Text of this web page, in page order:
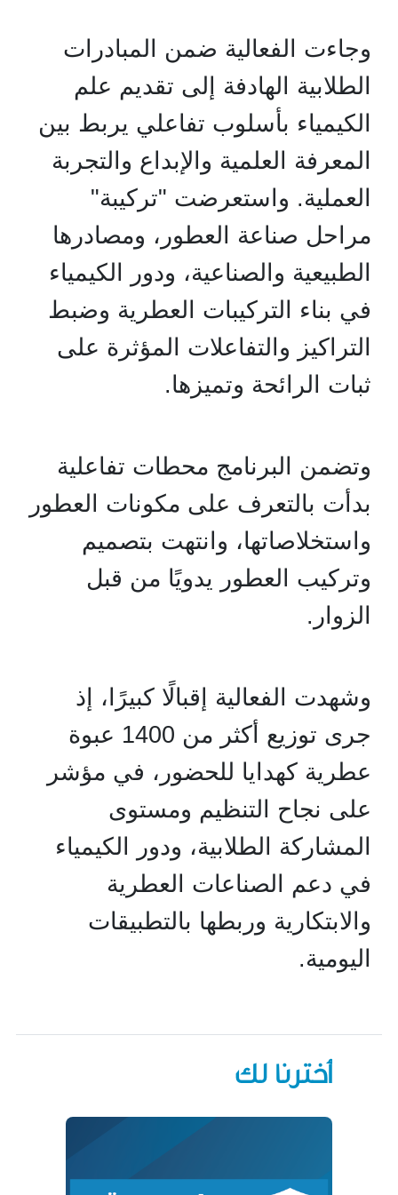
أخترنا لك
وجاءت الفعالية ضمن المبادرات
الطلابية الهادفة إلى تقديم علم
الكيمياء بأسلوب تفاعلي يربط بين
المعرفة العلمية والإبداع والتجربة
العملية. واستعرضت "تركيبة"
مراحل صناعة العطور، ومصادرها
الطبيعية والصناعية، ودور الكيمياء
في بناء التركيبات العطرية وضبط
التراكيز والتفاعلات المؤثرة على
ثبات الرائحة وتميزها.
وتضمن البرنامج محطات تفاعلية
بدأت بالتعرف على مكونات العطور
واستخلاصاتها، وانتهت بتصميم
وتركيب العطور يدويًا من قبل
الزوار.
وشهدت الفعالية إقبالًا كبيرًا، إذ
جرى توزيع أكثر من 1400 عبوة
عطرية كهدايا للحضور، في مؤشر
على نجاح التنظيم ومستوى
المشاركة الطلابية، ودور الكيمياء
في دعم الصناعات العطرية
والابتكارية وربطها بالتطبيقات
اليومية.